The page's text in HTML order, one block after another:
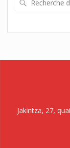
Jakintza, 27,